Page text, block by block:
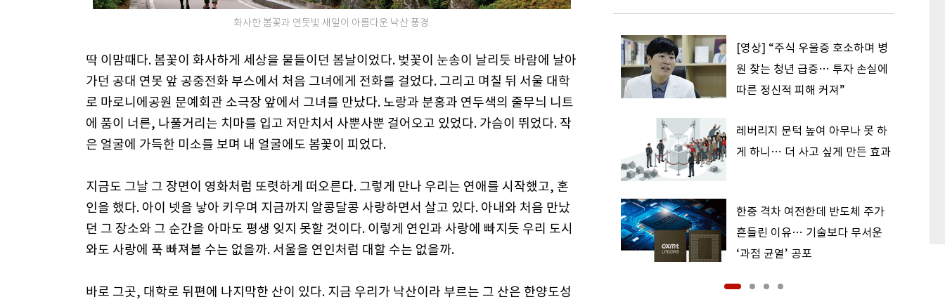
화사한 봄꽃과 연둣빛 새잎이 아름다운 낙산 풍경.
딱 이맘때다. 봄꽃이 화사하게 세상을 물들이던 봄날이었다. 벚꽃이 눈송이 날리듯 바람에 날아
가던 공대 연못 앞 공중전화 부스에서 처음 그녀에게 전화를 걸었다. 그리고 며칠 뒤 서울 대학
로 마로니에공원 문예회관 소극장 앞에서 그녀를 만났다. 노랑과 분홍과 연두색의 줄무늬 니트
에 품이 너른, 나풀거리는 치마를 입고 저만치서 사뿐사뿐 걸어오고 있었다. 가슴이 뛰었다. 작
은 얼굴에 가득한 미소를 보며 내 얼굴에도 봄꽃이 피었다.
지금도 그날 그 장면이 영화처럼 또렷하게 떠오른다. 그렇게 만나 우리는 연애를 시작했고, 혼
인을 했다. 아이 넷을 낳아 키우며 지금까지 알콩달콩 사랑하면서 살고 있다. 아내와 처음 만났
던 그 장소와 그 순간을 아마도 평생 잊지 못할 것이다. 이렇게 연인과 사랑에 빠지듯 우리 도시
와도 사랑에 푹 빠져볼 수는 없을까. 서울을 연인처럼 대할 수는 없을까.
바로 그곳, 대학로 뒤편에 나지막한 산이 있다. 지금 우리가 낙산이라 부르는 그 산은 한양도성
[영상] “주식 우울증 호소하며 병
원 찾는 청년 급증… 투자 손실에
따른 정신적 피해 커져”
레버리지 문턱 높여 아무나 못 하
게 하니… 더 사고 싶게 만든 효과
한중 격차 여전한데 반도체 주가
흔들린 이유… 기술보다 무서운
‘과점 균열’ 공포